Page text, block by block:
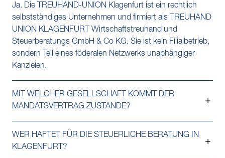
Ja. Die TREUHAND-UNION Klagenfurt ist ein rechtlich
selbstständiges Unternehmen und firmiert als TREUHAND
UNION KLAGENFURT Wirtschaftstreuhand und
Steuerberatungs GmbH & Co KG. Sie ist kein Filialbetrieb,
sondern Teil eines föderalen Netzwerks unabhängiger
Kanzleien.
MIT WELCHER GESELLSCHAFT KOMMT DER
MANDATSVERTRAG ZUSTANDE?
WER HAFTET FÜR DIE STEUERLICHE BERATUNG IN
KLAGENFURT?